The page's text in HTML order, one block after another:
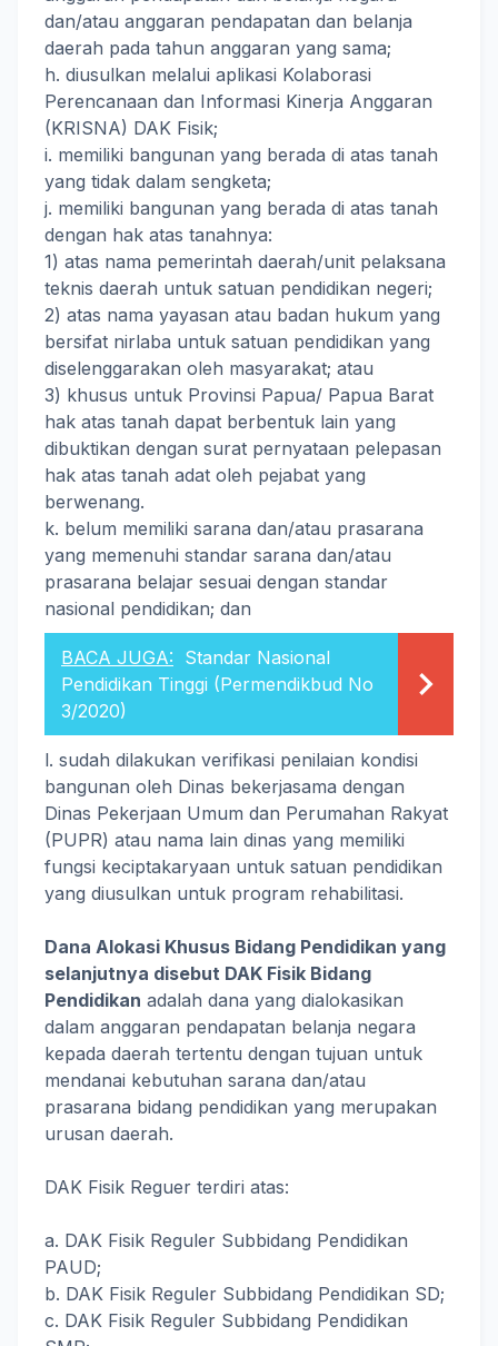
dan/atau anggaran pendapatan dan belanja
daerah pada tahun anggaran yang sama;
h. diusulkan melalui aplikasi Kolaborasi
Perencanaan dan Informasi Kinerja Anggaran
(KRISNA) DAK Fisik;
i. memiliki bangunan yang berada di atas tanah
yang tidak dalam sengketa;
j. memiliki bangunan yang berada di atas tanah
dengan hak atas tanahnya:
1) atas nama pemerintah daerah/unit pelaksana
teknis daerah untuk satuan pendidikan negeri;
2) atas nama yayasan atau badan hukum yang
bersifat nirlaba untuk satuan pendidikan yang
diselenggarakan oleh masyarakat; atau
3) khusus untuk Provinsi Papua/ Papua Barat
hak atas tanah dapat berbentuk lain yang
dibuktikan dengan surat pernyataan pelepasan
hak atas tanah adat oleh pejabat yang
berwenang.
k. belum memiliki sarana dan/atau prasarana
yang memenuhi standar sarana dan/atau
prasarana belajar sesuai dengan standar
nasional pendidikan; dan
BACA JUGA: Standar Nasional
Pendidikan Tinggi (Permendikbud No
3/2020)
l. sudah dilakukan verifikasi penilaian kondisi
bangunan oleh Dinas bekerjasama dengan
Dinas Pekerjaan Umum dan Perumahan Rakyat
(PUPR) atau nama lain dinas yang memiliki
fungsi keciptakaryaan untuk satuan pendidikan
yang diusulkan untuk program rehabilitasi.
Dana Alokasi Khusus Bidang Pendidikan yang
selanjutnya disebut DAK Fisik Bidang
Pendidikan adalah dana yang dialokasikan
dalam anggaran pendapatan belanja negara
kepada daerah tertentu dengan tujuan untuk
mendanai kebutuhan sarana dan/atau
prasarana bidang pendidikan yang merupakan
urusan daerah.
DAK Fisik Reguer terdiri atas:
a. DAK Fisik Reguler Subbidang Pendidikan
PAUD;
b. DAK Fisik Reguler Subbidang Pendidikan SD;
c. DAK Fisik Reguler Subbidang Pendidikan